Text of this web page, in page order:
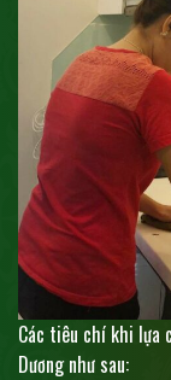
Các tiêu chí khi lựa
Dương như sau: